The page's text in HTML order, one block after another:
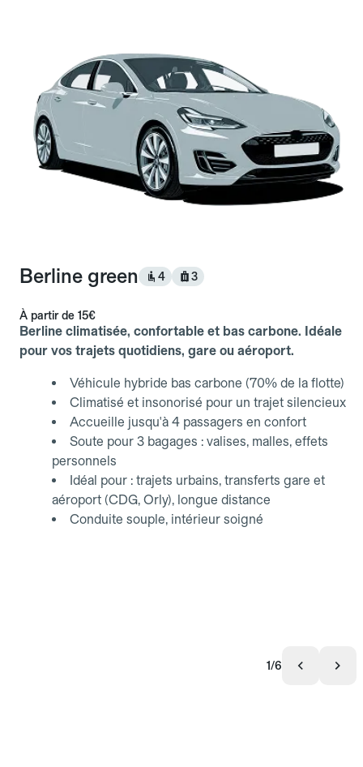
Berline green 4 3
À partir de 15€
Berline climatisée, confortable et bas carbone. Idéale
pour vos trajets quotidiens, gare ou aéroport.
Véhicule hybride bas carbone (70% de la flotte)
Climatisé et insonorisé pour un trajet silencieux
Accueille jusqu'à 4 passagers en confort
Soute pour 3 bagages : valises, malles, effets
personnels
Idéal pour : trajets urbains, transferts gare et
aéroport (CDG, Orly), longue distance
Conduite souple, intérieur soigné
1/6